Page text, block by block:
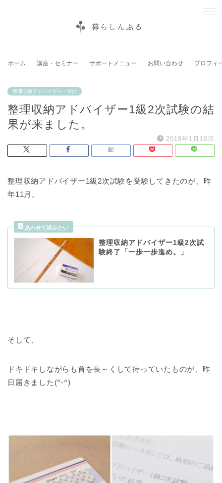
ホーム 講座・セミナー サポートメニュー お問い合わせ プロフィ
整理収納アドバイザー・学び
整理収納アドバイザー1級2次試験の結
果が来ました。
2018年1月10日
整理収納アドバイザー1級2次試験を受験してきたのが、昨
年11月。
整理収納アドバイザー1級2次試
験終了「一歩一歩進め。」
そして、
ドキドキしながらも首を長～くして待っていたものが、昨
日届きました(^-^)